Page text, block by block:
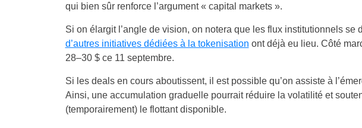
qui bien sûr renforce l’argument « capital markets ».
Si on élargit l’angle de vision, on notera que les flux institutionnels se
d’autres initiatives dédiées à la tokenisation ont déjà eu lieu. Côté
28–30 $ ce 11 septembre.
Si les deals en cours aboutissent, il est possible qu’on assiste à
Ainsi, une accumulation graduelle pourrait réduire la volatilité et
(temporairement) le flottant disponible.